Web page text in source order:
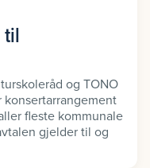
til
og TONO
fleste kommunale
gjelder til og